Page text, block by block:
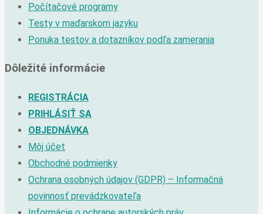
Počítačové programy
Testy v maďarskom jazyku
Ponuka testov a dotazníkov podľa zamerania
Dôležité informácie
REGISTRÁCIA
PRIHLÁSIŤ SA
OBJEDNÁVKA
Môj účet
Obchodné podmienky
Ochrana osobných údajov (GDPR) – Informačná
povinnosť prevádzkovateľa